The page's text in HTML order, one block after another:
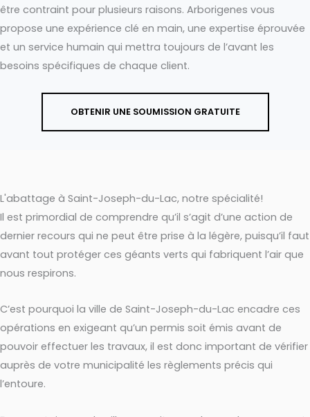
être contraint pour plusieurs raisons. Arborigenes vous
propose une expérience clé en main, une expertise éprouvée
et un service humain qui mettra toujours de l’avant les
besoins spécifiques de chaque client.
OBTENIR UNE SOUMISSION GRATUITE
L'abattage à Saint-Joseph-du-Lac, notre spécialité!
Il est primordial de comprendre qu’il s’agit d’une action de
dernier recours qui ne peut être prise à la légère, puisqu’il faut
avant tout protéger ces géants verts qui fabriquent l’air que
nous respirons.
C’est pourquoi la ville de Saint-Joseph-du-Lac encadre ces
opérations en exigeant qu’un permis soit émis avant de
pouvoir effectuer les travaux, il est donc important de vérifier
auprès de votre municipalité les règlements précis qui
l’entoure.